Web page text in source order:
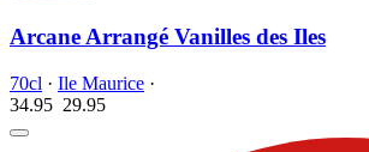
Arcane Arrangé Vanilles des Iles
70cl · Ile Maurice ·
34.95 29.95